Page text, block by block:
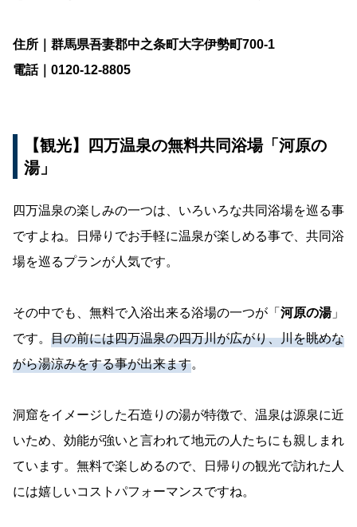
住所｜群馬県吾妻郡中之条町大字伊勢町700-1
電話｜0120-12-8805
【観光】四万温泉の無料共同浴場「河原の
湯」
四万温泉の楽しみの一つは、いろいろな共同浴場を巡る事
ですよね。日帰りでお手軽に温泉が楽しめる事で、共同浴
場を巡るプランが人気です。
その中でも、無料で入浴出来る浴場の一つが「 河原の湯」
です。 目の前には四万温泉の四万川が広がり、川を眺めな
がら湯涼みをする事が出来ます。
洞窟をイメージした石造りの湯が特徴で、温泉は源泉に近
いため、効能が強いと言われて地元の人たちにも親しまれ
ています。無料で楽しめるので、日帰りの観光で訪れた人
には嬉しいコストパフォーマンスですね。